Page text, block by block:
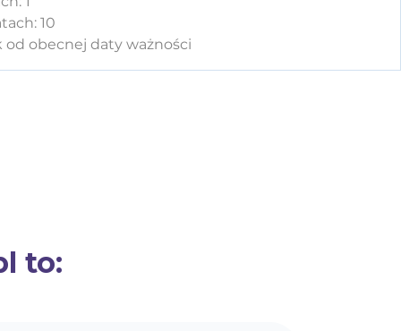
10
od obecnej daty ważności
to: